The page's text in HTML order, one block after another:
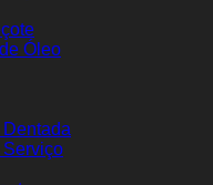
Óleo
Serviço